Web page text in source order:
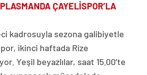
ÇAYELİSPOR’LA
kadrosuyla sezona galibiyetle
ikinci haftada Rize
Yeşil beyazlılar, saat 15.00’te